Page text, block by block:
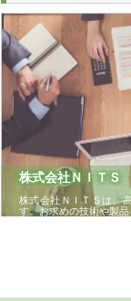
株式会社ＮＩＴＳ
株式会社ＮＩＴＳは、
す。お求めの技術や製